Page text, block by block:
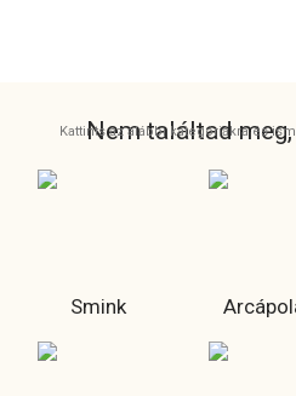
Nem találtad
Kattints az alábbi kategóriákra és
Smink